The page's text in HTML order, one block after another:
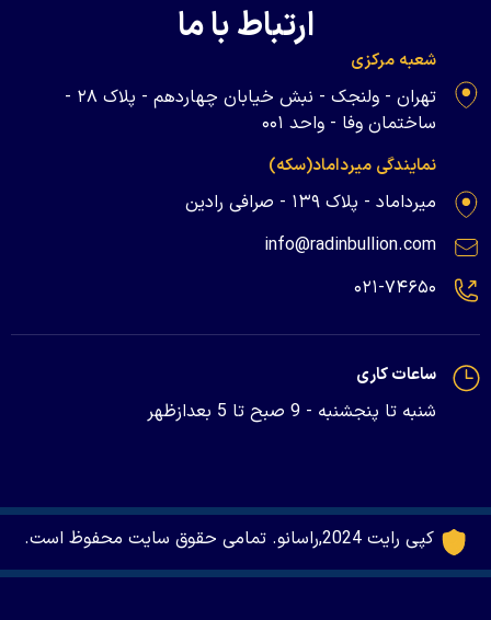
ارتباط با ما
شعبه مرکزی
تهران - ولنجک - نبش خیابان چهاردهم - پلاک ۲۸ -
ساختمان وفا - واحد ۰۰۱
نمایندگی میرداماد(سکه)
میرداماد - پلاک ۱۳۹ - صرافی رادین
info@radinbullion.com
۰۲۱-۷۴۶۵۰
ساعات کاری
شنبه تا پنجشنبه - 9 صبح تا 5 بعدازظهر
کپی رایت 2024,راسانو. تمامی حقوق سایت محفوظ است.